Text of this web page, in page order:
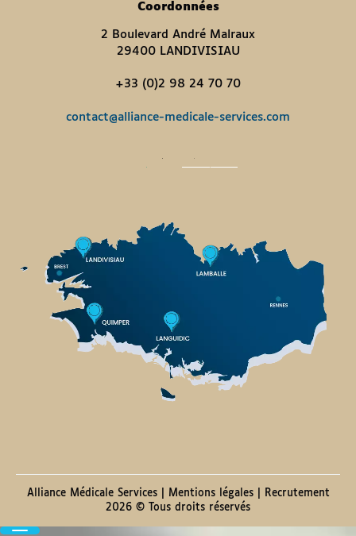
Coordonnées
2 Boulevard André Malraux
29400 LANDIVISIAU
+33 (0)2 98 24 70 70
contact@alliance-medicale-services.com
Alliance Médicale Services | Mentions légales|
Recrutement
2026 © Tous droits réservés